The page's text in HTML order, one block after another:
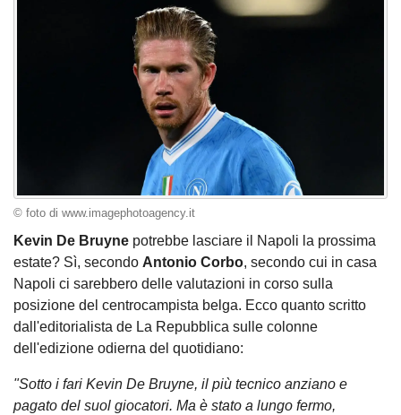
© foto di www.imagephotoagency.it
Kevin De Bruyne potrebbe lasciare il Napoli la prossima
estate? Sì, secondo Antonio Corbo, secondo cui in casa
Napoli ci sarebbero delle valutazioni in corso sulla
posizione del centrocampista belga. Ecco quanto scritto
dall'editorialista de La Repubblica sulle colonne
dell'edizione odierna del quotidiano:
"Sotto i fari Kevin De Bruyne, il più tecnico anziano e
pagato del suol giocatori. Ma è stato a lungo fermo,